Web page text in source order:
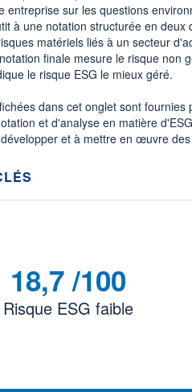
entreprise sur les questions
à une notation structurée en
matériels liés à un secteur
finale mesure le risque non
le risque ESG le mieux géré.
dans cet onglet sont
et d'analyse en matière
et à mettre en œuvre
18,7 /100
Risque ESG faible